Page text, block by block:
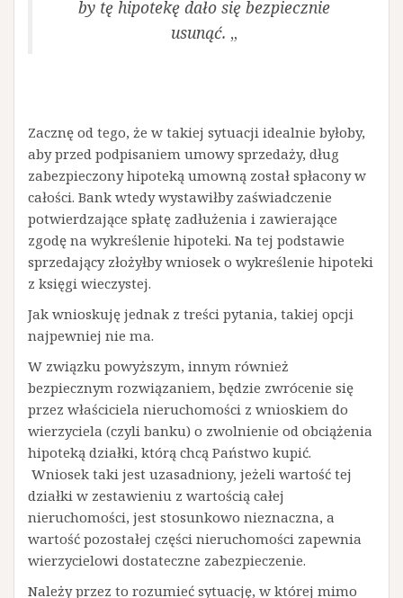
by tę hipotekę dało się bezpiecznie
usunąć. „
Zacznę od tego, że w takiej sytuacji idealnie byłoby,
aby przed podpisaniem umowy sprzedaży, dług
zabezpieczony hipoteką umowną został spłacony w
całości. Bank wtedy wystawiłby zaświadczenie
potwierdzające spłatę zadłużenia i zawierające
zgodę na wykreślenie hipoteki. Na tej podstawie
sprzedający złożyłby wniosek o wykreślenie hipoteki
z księgi wieczystej.
Jak wnioskuję jednak z treści pytania, takiej opcji
najpewniej nie ma.
W związku powyższym, innym również
bezpiecznym rozwiązaniem, będzie zwrócenie się
przez właściciela nieruchomości z wnioskiem do
wierzyciela (czyli banku) o zwolnienie od obciążenia
hipoteką działki, którą chcą Państwo kupić.
Wniosek taki jest uzasadniony, jeżeli wartość tej
działki w zestawieniu z wartością całej
nieruchomości, jest stosunkowo nieznaczna, a
wartość pozostałej części nieruchomości zapewnia
wierzycielowi dostateczne zabezpieczenie.
Należy przez to rozumieć sytuację, w której mimo